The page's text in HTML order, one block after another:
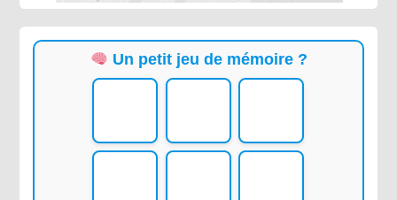
Un petit jeu de mémoire ?